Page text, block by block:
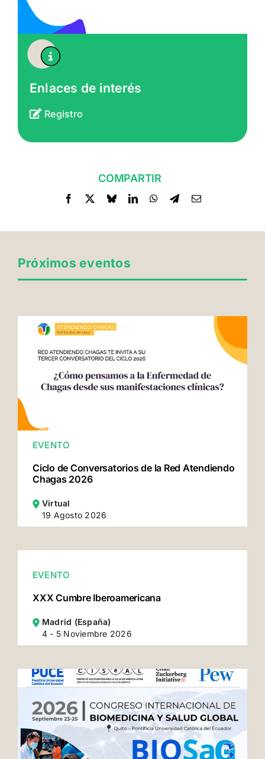
Enlaces de interés
Registro
COMPARTIR
Próximos eventos
EVENTO
Ciclo de Conversatorios de la Red Atendiendo
Chagas 2026
Virtual
19 Agosto 2026
EVENTO
XXX Cumbre Iberoamericana
Madrid (España)
4 - 5 Noviembre 2026